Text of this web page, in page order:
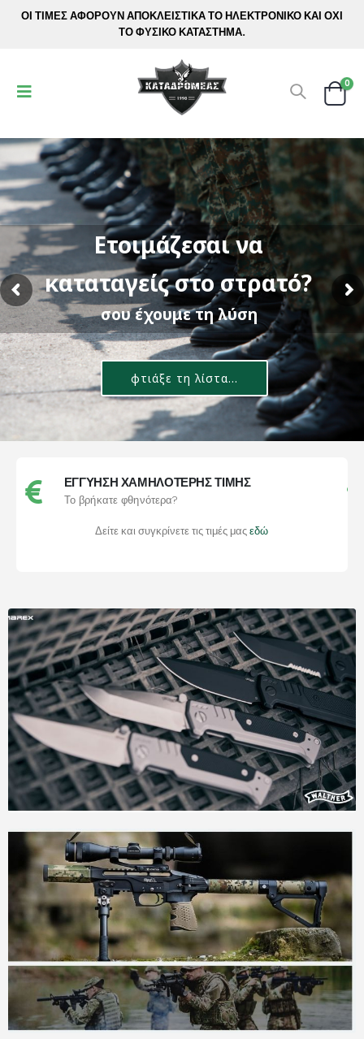
ΟΙ ΤΙΜΕΣ ΑΦΟΡΟΥΝ ΑΠΟΚΛΕΙΣΤΙΚΑ ΤΟ ΗΛΕΚΤΡΟΝΙΚΟ ΚΑΙ ΟΧΙ
ΤΟ ΦΥΣΙΚΟ ΚΑΤΑΣΤΗΜΑ.
0
Ετοιμάζεσαι να
καταταγείς στο στρατό?
φτιάξε τη λίστα...
σου έχουμε τη λύση
ΕΓΓΥΗΣΗ ΧΑΜΗΛΟΤΕΡΗΣ ΤΙΜΗΣ
Το βρήκατε φθηνότερα?
Δείτε και συγκρίνετε τις τιμές μαςεδώ